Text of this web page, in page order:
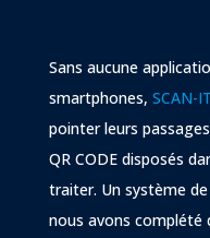
Sans aucune
smartphones, SCAN-IT
pointer leurs
QR CODE disposés
traiter. Un système
nous avons complété